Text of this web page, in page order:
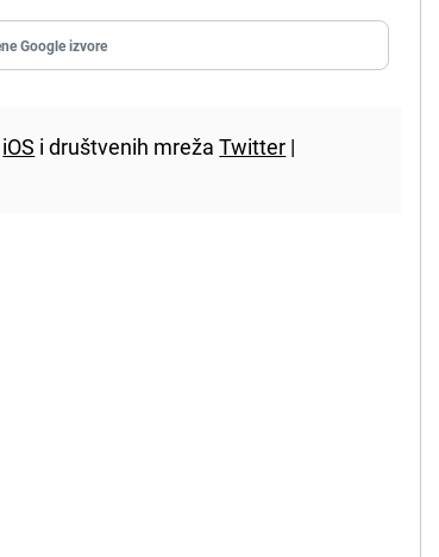
Google izvore
iOS i društvenih mrežaTwitter |